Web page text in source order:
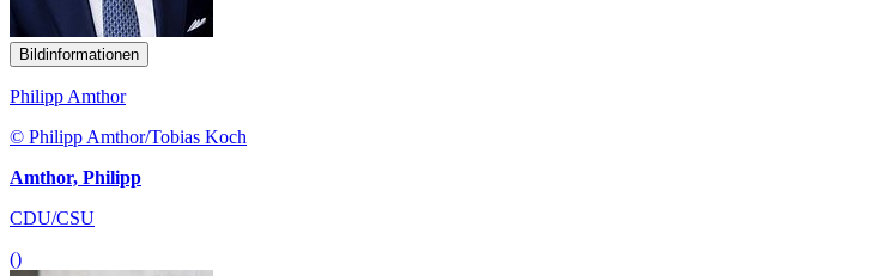
Bildinformationen
Philipp Amthor
© Philipp Amthor/Tobias Koch
Amthor, Philipp
CDU/CSU
()